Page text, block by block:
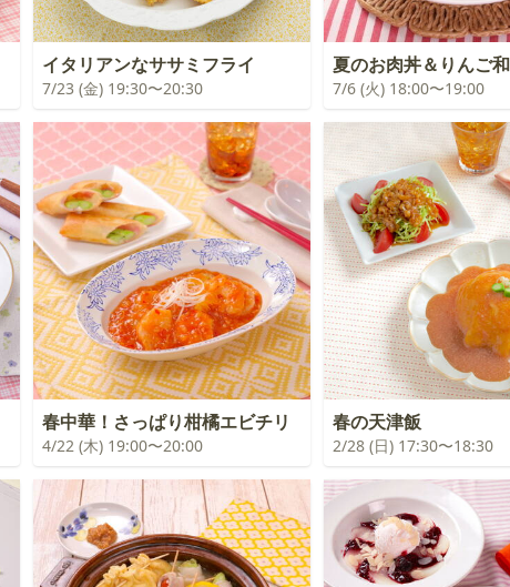
イタリアンなササミフライ
7/23 (金) 19:30〜20:30
夏のお肉丼＆りんご
7/6 (火) 18:00〜19:00
春中華！さっぱり柑橘エビチリ
4/22 (木) 19:00〜20:00
春の天津飯
2/28 (日) 17:30〜18:30